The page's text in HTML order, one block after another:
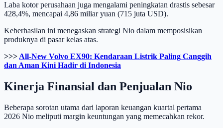
Laba kotor perusahaan juga mengalami peningkatan drastis sebesar
428,4%, mencapai 4,86 miliar yuan (715 juta USD).
Keberhasilan ini menegaskan strategi Nio dalam memposisikan
produknya di pasar kelas atas.
>>> All-New Volvo EX90: Kendaraan Listrik Paling Canggih
dan Aman Kini Hadir di Indonesia
Kinerja Finansial dan Penjualan Nio
Beberapa sorotan utama dari laporan keuangan kuartal pertama
2026 Nio meliputi margin keuntungan yang memecahkan rekor.